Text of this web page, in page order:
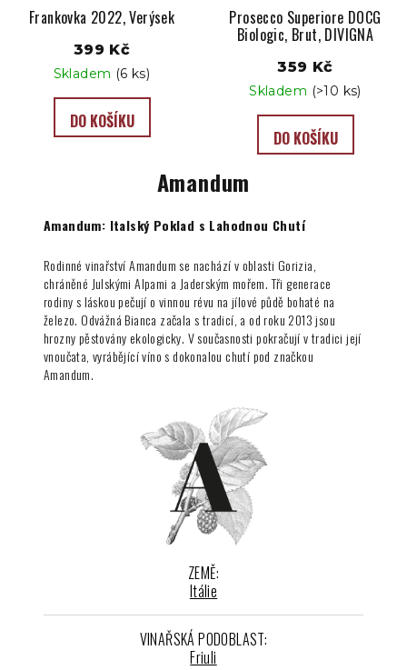
Frankovka 2022, Verýsek
399 Kč
Skladem (6 ks)
DO KOŠÍKU
Prosecco Superiore DOCG
Biologic, Brut, DIVIGNA
359 Kč
Skladem (>10 ks)
DO KOŠÍKU
Amandum
Amandum: Italský Poklad s Lahodnou Chutí
Rodinné vinařství Amandum se nachází v oblasti Gorizia,
chráněné Julskými Alpami a Jaderským mořem. Tři generace
rodiny s láskou pečují o vinnou révu na jílové půdě bohaté na
železo. Odvážná Bianca začala s tradicí, a od roku 2013 jsou
hrozny pěstovány ekologicky. V současnosti pokračují v tradici její
vnoučata, vyrábějící víno s dokonalou chutí pod značkou
Amandum.
ZEMĚ:
Itálie
VINAŘSKÁ PODOBLAST:
Friuli